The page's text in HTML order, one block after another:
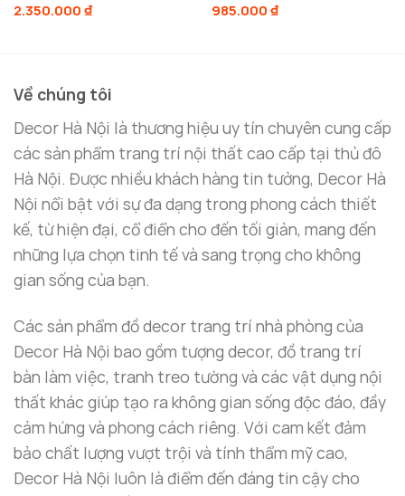
Bình hoa thủy tinh sang trọng phòng khách
Decor Nhà Cửa – Sự Sang Trọng Và Tinh
Tế Cho Không Gian Sống
Khi trang trídecor nhà cửa, sự lựa chọn thông
minh sẽ giúp không gian sống trở nên sang trọng,
độc đáo và tinh tế.Bình hoa thủy tinh sang trọng
từDecor Hà Nộichính là sự kết hợp hoàn hảo giữa
cao cấp và kết hợp vớikim loại mạ không gỉ , sản
phẩm này có độ bền cao và khả năng chống trầy
xước tốt, giúp giữ được vẻ đẹp lâu dài.
Đặt bình hoa thủy tinh sang trọngtrong phòng
khách sẽ mang đến một không gian sống lý tưởng,
thanh lịch và đầy cảm hứng. Không chỉ là món đồ
2.350.000 ₫
985.000 ₫
Về chúng tôi
Decor Hà Nội là thương hiệu uy tín chuyên cung cấp
các sản phẩm trang trí nội thất cao cấp tại thủ đô
Hà Nội. Được nhiều khách hàng tin tưởng, Decor Hà
Nội nổi bật với sự đa dạng trong phong cách thiết
kế, từ hiện đại, cổ điển cho đến tối giản, mang đến
những lựa chọn tinh tế và sang trọng cho không
gian sống của bạn.
Các sản phẩm đồ decor trang trí nhà phòng của
Decor Hà Nội bao gồm tượng decor, đồ trang trí
bàn làm việc, tranh treo tường và các vật dụng nội
thất khác giúp tạo ra không gian sống độc đáo, đầy
cảm hứng và phong cách riêng. Với cam kết đảm
bảo chất lượng vượt trội và tính thẩm mỹ cao,
Decor Hà Nội luôn là điểm đến đáng tin cậy cho